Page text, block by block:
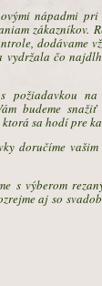
nápadmi
zákazníkov.
dodávame
vydržala čo
požiadavkou
budeme
sa hodí pre
doručíme
s výberom
aj so